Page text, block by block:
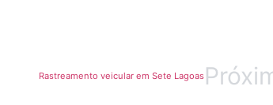
Rastreamento veicular em Sete Lagoas